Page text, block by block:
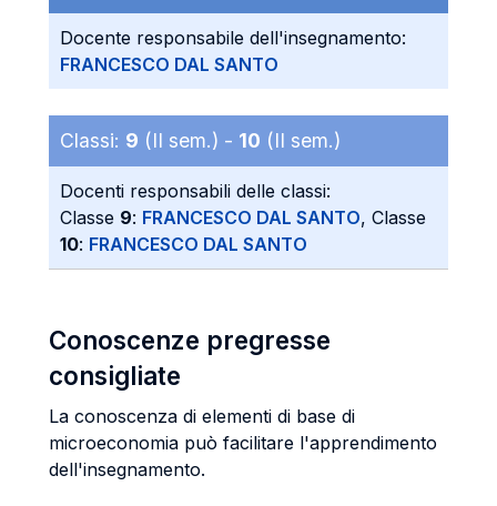
Docente responsabile dell'insegnamento:
FRANCESCO DAL SANTO
Classi: 9 (II sem.) - 10 (II sem.)
Docenti responsabili delle classi:
Classe 9: FRANCESCO DAL SANTO, Classe
10: FRANCESCO DAL SANTO
Conoscenze pregresse
consigliate
La conoscenza di elementi di base di
microeconomia può facilitare l'apprendimento
dell'insegnamento.